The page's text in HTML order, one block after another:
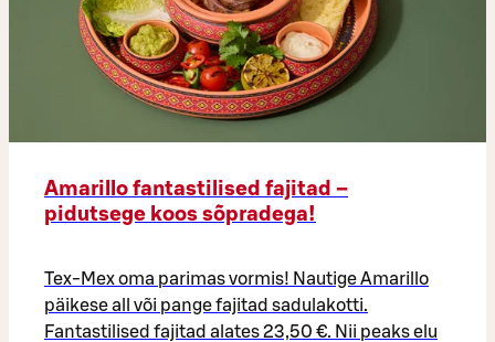
Amarillo fantastilised fajitad –
pidutsege koos sõpradega!
Tex-Mex oma parimas vormis! Nautige Amarillo
päikese all või pange fajitad sadulakotti.
Fantastilised fajitad alates 23,50 €. Nii peaks elu